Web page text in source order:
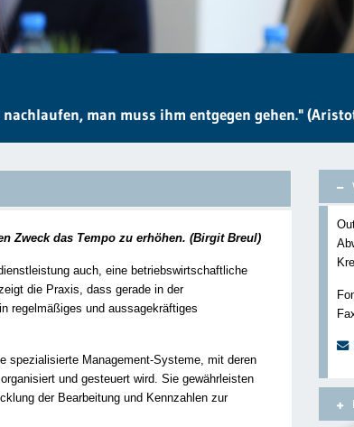
man muss ihm entgegen gehen."
Zweck das Tempo zu erhöhen. (Birgit Breul)
auch, eine betriebswirtschaftliche
die Praxis, dass gerade in der
regelmäßiges und aussagekräftiges
spezialisierte Management-Systeme, mit deren
und gesteuert wird. Sie gewährleisten
der Bearbeitung und Kennzahlen zur